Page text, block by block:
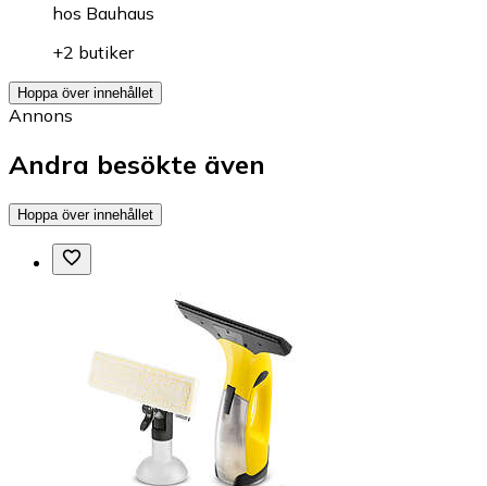
hos Bauhaus
+2 butiker
Hoppa över innehållet
Annons
Andra besökte även
Hoppa över innehållet